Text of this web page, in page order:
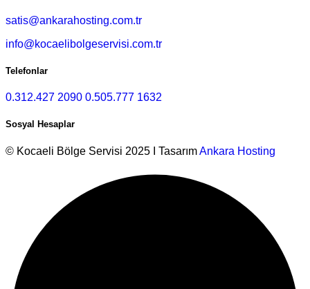
satis@ankarahosting.com.tr
info@kocaelibolgeservisi.com.tr
Telefonlar
0.312.427 2090 0.505.777 1632
Sosyal Hesaplar
© Kocaeli Bölge Servisi 2025 I TasarımAnkara Hosting